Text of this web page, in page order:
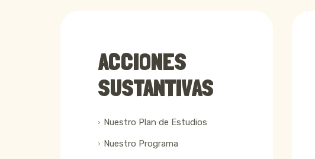
ACCIONES
SUSTANTIVAS
Nuestro Plan de Estudios
Nuestro Programa